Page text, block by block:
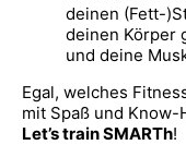
deinen (Fett-
deinen Körper
und deine
Egal, welches
mit Spaß und
Let’s train SMARTh!